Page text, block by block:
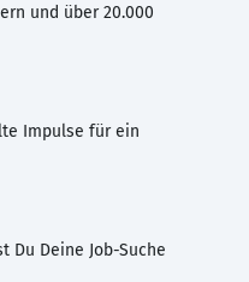
und über 20.000
Impulse für ein
Du Deine Job-Suche